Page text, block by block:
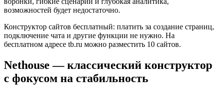
возможностей будет недостаточно.
Конструктор сайтов бесплатный: платить за создание страниц,
подключение чата и другие функции не нужно. На
бесплатном адресе tb.ru можно разместить 10 сайтов.
Nethouse — классический конструктор
с фокусом на стабильность